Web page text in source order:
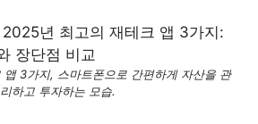
3가지, 스마트폰으로 간편하게 자산을 관
리하고 투자하는 모습.